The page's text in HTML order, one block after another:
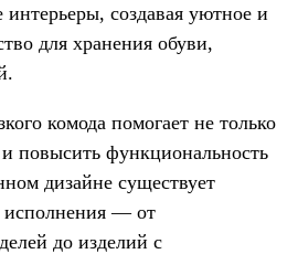
создавая уютное и
для хранения обуви,
комода помогает не только
повысить функциональность
дизайне существует
исполнения — от
до изделий с